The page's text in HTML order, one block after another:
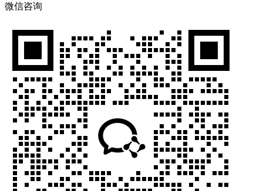
微信咨询